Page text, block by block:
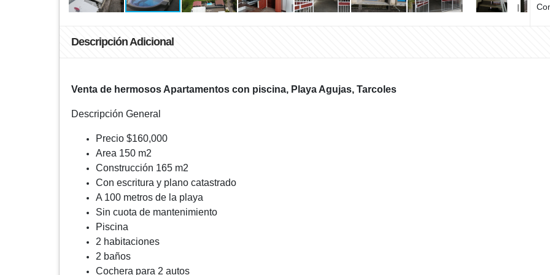
Descripción Adicional
Venta de hermosos Apartamentos con piscina, Playa Agujas, Tarcoles
Descripción General
Precio $160,000
Area 150 m2
Construcción 165 m2
Con escritura y plano catastrado
A 100 metros de la playa
Sin cuota de mantenimiento
Piscina
2 habitaciones
2 baños
Cochera para 2 autos